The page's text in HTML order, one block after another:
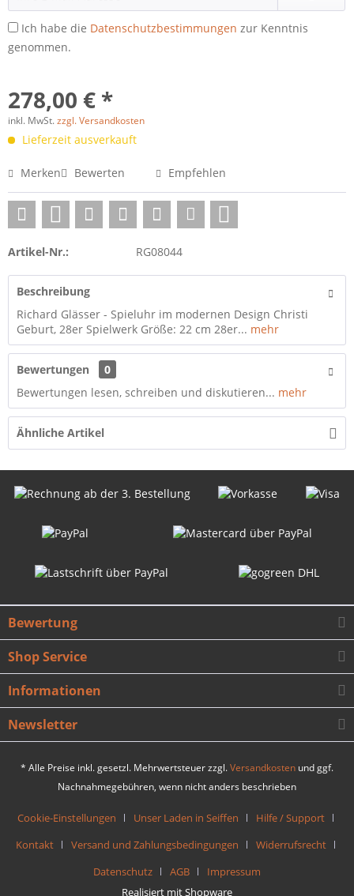
Ich habe die Datenschutzbestimmungen zur Kenntnis
genommen.
278,00 € *
inkl. MwSt.zzgl. Versandkosten
Lieferzeit ausverkauft
Merken Bewerten Empfehlen
Artikel-Nr.: RG08044
Beschreibung
Richard Glässer - Spieluhr im modernen Design Christi
Geburt, 28er Spielwerk Größe: 22 cm 28er... mehr
Bewertungen
0
Bewertungen lesen, schreiben und diskutieren... mehr
Ähnliche Artikel
Bewertung
Shop Service
Informationen
Newsletter
* Alle Preise inkl. gesetzl. Mehrwertsteuer zzgl.Versandkosten und ggf.
Nachnahmegebühren, wenn nicht anders beschrieben
Cookie-Einstellungen Unser Laden in Seiffen
Hilfe / Support
Kontakt
Versand und Zahlungsbedingungen
Widerrufsrecht
Datenschutz
AGB
Impressum
Realisiert mit Shopware